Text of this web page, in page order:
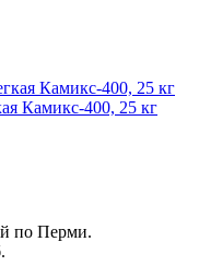
Камикс-400, 25 кг
по Перми.